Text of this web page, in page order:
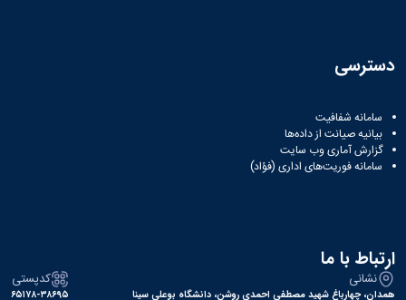
آئین
نامه ها
فرآیندها
آئین
نامه
نامه
های
پژوهشی
دسترسی
سامانه شفافیت
بیانیه صیانت از داده‌ها
گزارش آماری وب‌ سایت
سامانه فوریت‌های اداری (فؤاد)
ارتباط با ما
نشانی
همدان، چهارباغ شهید مصطفی احمدی روشن، دانشگاه بوعلی سینا
کدپستی
۶۵۱۷۸-۳۸۶۹۵